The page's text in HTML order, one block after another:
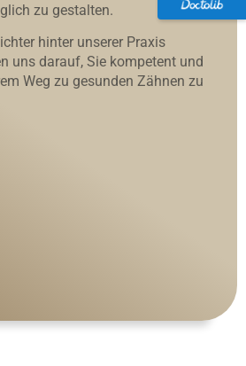
zu gestalten.
hinter unserer Praxis
uns darauf, Sie kompetent und
Weg zu gesunden Zähnen zu